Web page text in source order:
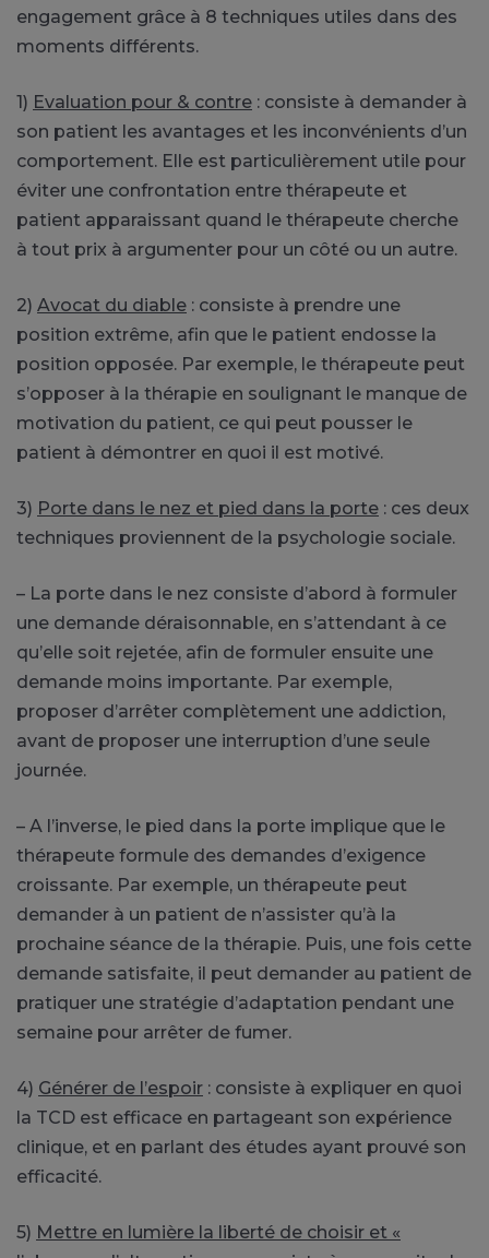
engagement grâce à 8 techniques utiles dans des
moments différents.
1) Evaluation pour & contre : consiste à demander à
son patient les avantages et les inconvénients d’un
comportement. Elle est particulièrement utile pour
éviter une confrontation entre thérapeute et
patient apparaissant quand le thérapeute cherche
à tout prix à argumenter pour un côté ou un autre.
2) Avocat du diable : consiste à prendre une
position extrême, afin que le patient endosse la
position opposée. Par exemple, le thérapeute peut
s’opposer à la thérapie en soulignant le manque de
motivation du patient, ce qui peut pousser le
patient à démontrer en quoi il est motivé.
3) Porte dans le nez et pied dans la porte : ces deux
techniques proviennent de la psychologie sociale.
– La porte dans le nez consiste d’abord à formuler
une demande déraisonnable, en s’attendant à ce
qu’elle soit rejetée, afin de formuler ensuite une
demande moins importante. Par exemple,
proposer d’arrêter complètement une addiction,
avant de proposer une interruption d’une seule
journée.
– A l’inverse, le pied dans la porte implique que le
thérapeute formule des demandes d’exigence
croissante. Par exemple, un thérapeute peut
demander à un patient de n’assister qu’à la
prochaine séance de la thérapie. Puis, une fois cette
demande satisfaite, il peut demander au patient de
pratiquer une stratégie d’adaptation pendant une
semaine pour arrêter de fumer.
4) Générer de l’espoir : consiste à expliquer en quoi
la TCD est efficace en partageant son expérience
clinique, et en parlant des études ayant prouvé son
efficacité.
5) Mettre en lumière la liberté de choisir et «